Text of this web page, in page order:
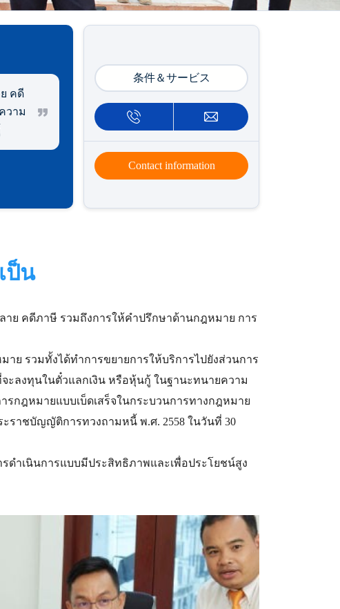
คดี
วาม
条件＆サービス
Contact information
ป็น
คดีภาษี รวมถึงการให้คำปรึกษาด้านกฎหมาย การ
รวมทั้งได้ทำการขยายการให้บริการไปยังส่วนการ
ะลงทุนในตั๋วแลกเงิน หรือหุ้นกู้ ในฐานะทนายความ
กฎหมายแบบเบ็ดเสร็จในกระบวนการทางกฎหมาย
ะราชบัญญัติการทวงถามหนี้ พ.ศ. 2558 ในวันที่ 30
เนินการแบบมีประสิทธิภาพและเพื่อประโยชน์สูง